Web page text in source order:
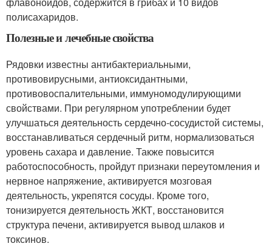
полисахаридов.
Полезные и лечебные свойства
Рядовки известны антибактериальными,
противовирусными, антиоксидантными,
противовоспалительными, иммуномодулирующими
свойствами. При регулярном употреблении будет
улучшаться деятельность сердечно-сосудистой системы,
восстанавливаться сердечный ритм, нормализоваться
уровень сахара и давление. Также повысится
работоспособность, пройдут признаки переутомления и
нервное напряжение, активируется мозговая
деятельность, укрепятся сосуды. Кроме того,
тонизируется деятельность ЖКТ, восстановится
структура печени, активируется вывод шлаков и
токсинов.